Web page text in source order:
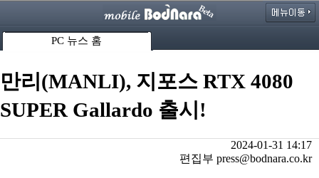
PC 뉴스 홈
만리(MANLI), 지포스 RTX 4080
SUPER Gallardo 출시!
2024-01-31 14:17
편집부 press@bodnara.co.kr